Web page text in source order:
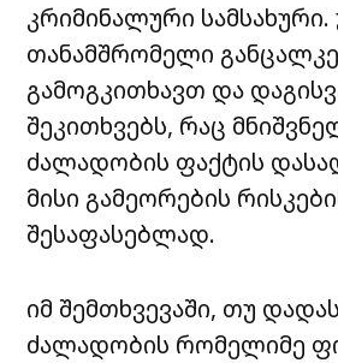
კრიმინალური სამსახური.
თანამშრომელი
გამოგკითხავთ და
შეკითხვებს, რაც
ძალადობის ფაქტის
მისი გამეორების
შესაფასებლად.
იმ შემთხვევაში, თუ
ძალადობის რომელიმე